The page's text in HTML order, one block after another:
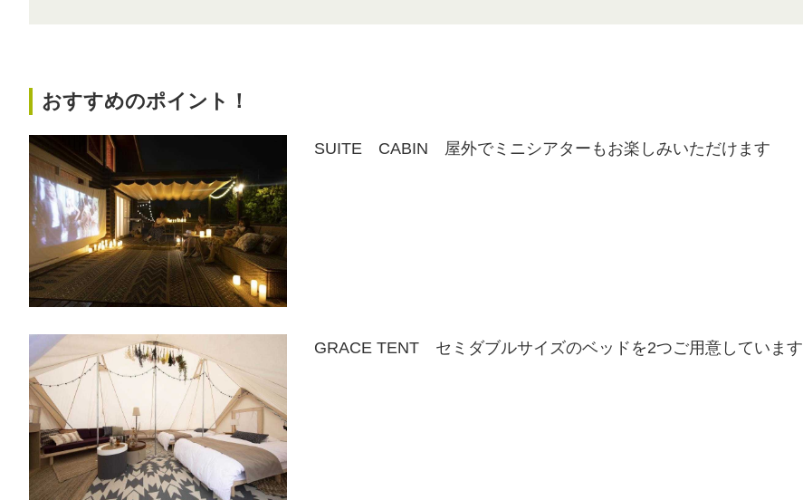
おすすめのポイント！
SUITE CABIN 屋外でミニシアターもお楽しみいただけます
GRACE TENT セミダブルサイズのベッドを2つご用意しています